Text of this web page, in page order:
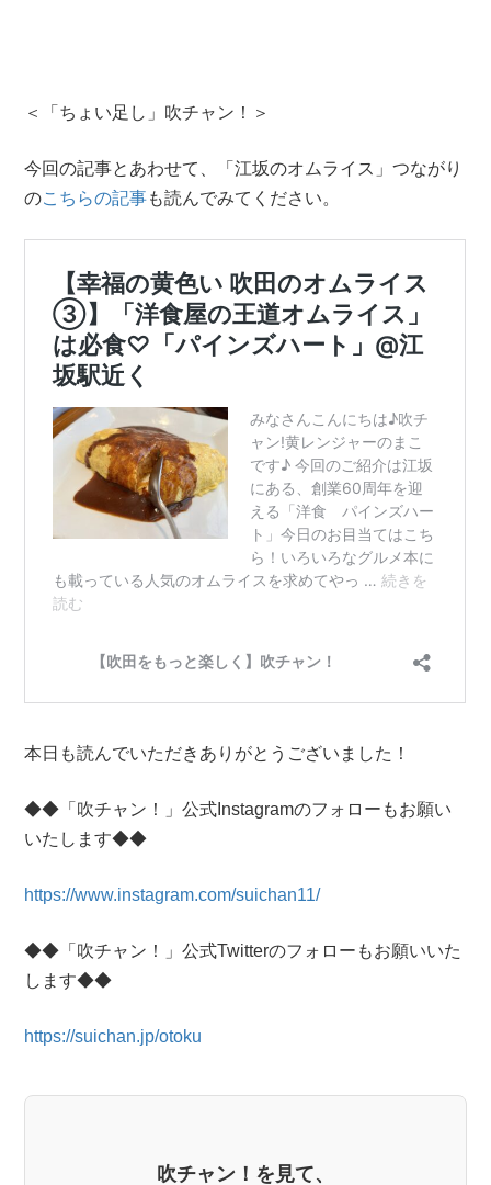
＜「ちょい足し」吹チャン！＞
今回の記事とあわせて、「江坂のオムライス」つながり
のこちらの記事も読んでみてください。
本日も読んでいただきありがとうございました！
◆◆「吹チャン！」公式Instagramのフォローもお願い
いたします◆◆
https://www.instagram.com/suichan11/
◆◆「吹チャン！」公式Twitterのフォローもお願いいた
します◆◆
https://suichan.jp/otoku
吹チャン！を見て、